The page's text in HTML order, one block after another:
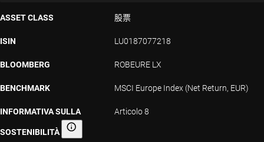
ASSET CLASS 股票
ISIN LU0187077218
BLOOMBERG ROBEURE LX
BENCHMARK MSCI Europe Index (Net Return, EUR)
INFORMATIVA SULLA
SOSTENIBILITÀ Informativa sulla sostenibilità
Articolo 8